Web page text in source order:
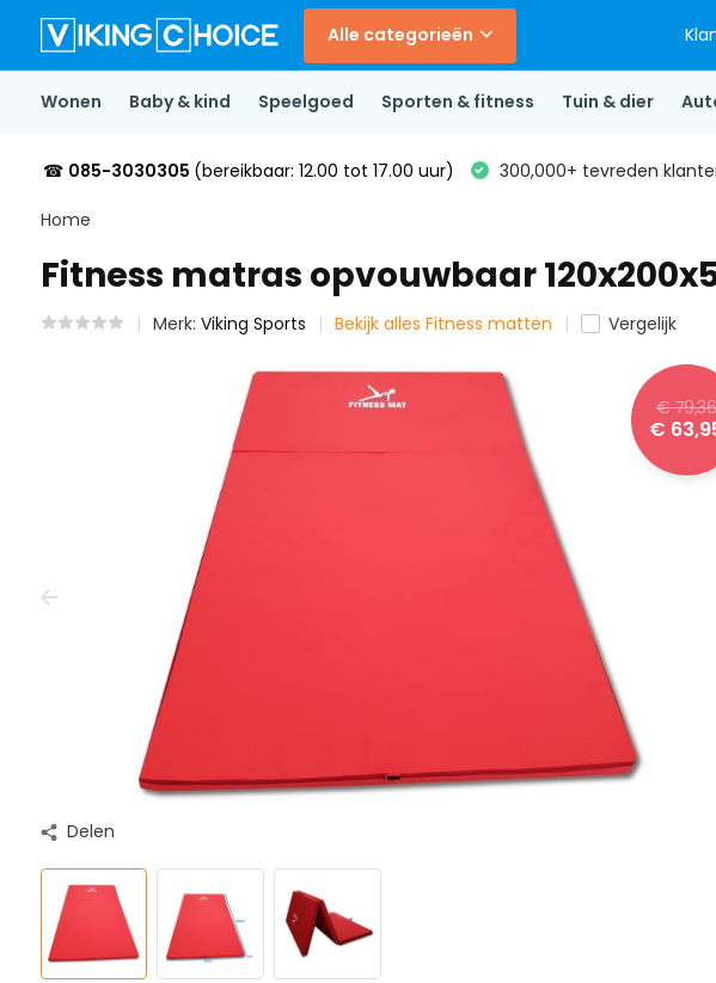
Alle categorieën
Wonen Baby & kind Speelgoed Sporten & fitness Tuin & dier
☎ 085-3030305 (bereikbaar: 12.00 tot 17.00 uur) 300,000+ tevreden
Home
Fitness matras opvouwbaar
Merk: Viking Sports Bekijk alles Fitness matten Vergelijk
€ 79,36
€
Delen